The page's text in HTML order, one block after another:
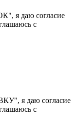
я даю согласие
c
я даю согласие
c